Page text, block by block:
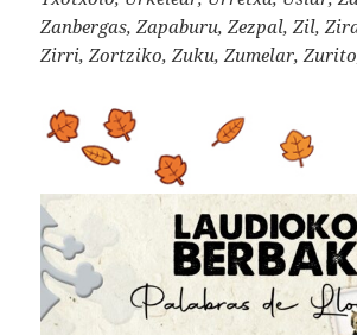
Zanbergas, Zapaburu, Zezpal, Zil,
Zirri, Zortziko, Zuku, Zumelar,